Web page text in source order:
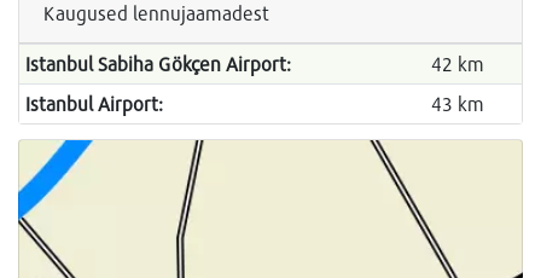
Kaugused lennujaamadest
Istanbul Sabiha Gökçen Airport:
42 km
Istanbul Airport:
43 km